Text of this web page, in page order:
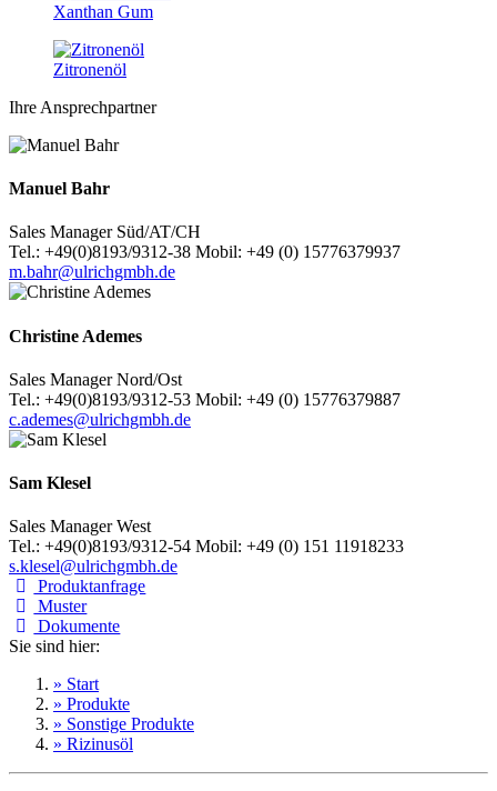
Xanthan Gum
Zitronenöl
Ihre Ansprechpartner
Manuel Bahr
Sales Manager Süd/AT/CH
Tel.: +49(0)8193/9312-38 Mobil: +49 (0) 15776379937
m.bahr@ulrichgmbh.de
Christine Ademes
Sales Manager Nord/Ost
Tel.: +49(0)8193/9312-53 Mobil: +49 (0) 15776379887
c.ademes@ulrichgmbh.de
Sam Klesel
Sales Manager West
Tel.: +49(0)8193/9312-54 Mobil: +49 (0) 151 11918233
s.klesel@ulrichgmbh.de
Produktanfrage
Muster
Dokumente
Sie sind hier:
» Start
» Produkte
» Sonstige Produkte
» Rizinusöl